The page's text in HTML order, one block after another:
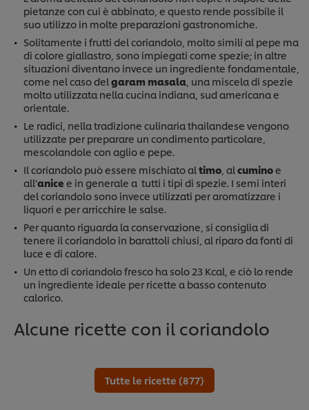
pietanze con cui è abbinato, e questo rende possibile il
suo utilizzo in molte preparazioni gastronomiche.
Solitamente i frutti del coriandolo, molto simili al pepe ma
di colore giallastro, sono impiegati come spezie; in altre
situazioni diventano invece un ingrediente fondamentale,
come nel caso del garam masala , una miscela di spezie
molto utilizzata nella cucina indiana, sud americana e
orientale.
Le radici, nella tradizione culinaria thailandese vengono
utilizzate per preparare un condimento particolare,
mescolandole con aglio e pepe.
Il coriandolo può essere mischiato al timo , al cuminoe
all’anice e in generale a tutti i tipi di spezie. I semi interi
del coriandolo sono invece utilizzati per aromatizzare i
liquori e per arricchire le salse.
Per quanto riguarda la conservazione, si consiglia di
tenere il coriandolo in barattoli chiusi, al riparo da fonti di
luce e di calore.
Un etto di coriandolo fresco ha solo 23 Kcal, e ciò lo rende
un ingrediente ideale per ricette a basso contenuto
calorico.
Alcune ricette con il coriandolo
Tutte le ricette (877)